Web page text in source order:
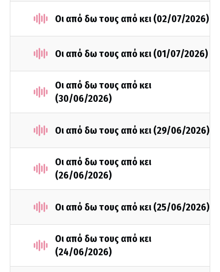
Οι από δω τους από κει (02/07/2026)
Οι από δω τους από κει (01/07/2026)
Οι από δω τους από κει
(30/06/2026)
Οι από δω τους από κει (29/06/2026)
Οι από δω τους από κει
(26/06/2026)
Οι από δω τους από κει (25/06/2026)
Οι από δω τους από κει
(24/06/2026)